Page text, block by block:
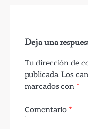
Deja una
Tu dirección de
publicada. Los
marcados con *
Comentario *